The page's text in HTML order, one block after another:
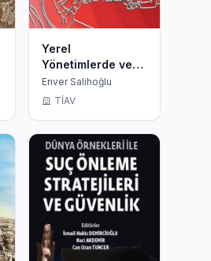
Yerel
Yönetimlerde ve
Mülki İdarede
Kurullar ve
Enver Salihoğlu
TİAV